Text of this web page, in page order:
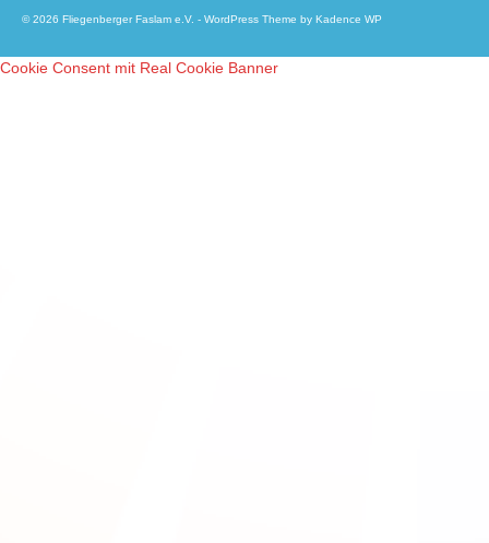
© 2026 Fliegenberger Faslam e.V. - WordPress Theme by Kadence WP
Cookie Consent mit Real Cookie Banner